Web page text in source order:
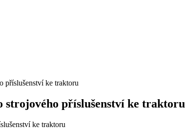
příslušenství ke traktoru
strojového příslušenství ke traktoru
ke traktoru